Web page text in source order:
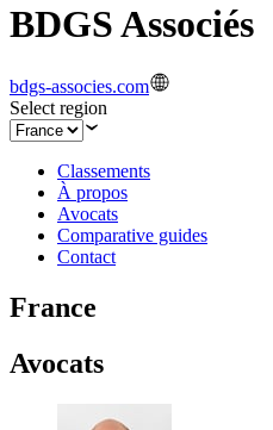
BDGS Associés
bdgs-associes.com
Select region
Classements
À propos
Avocats
Comparative guides
Contact
France
Avocats